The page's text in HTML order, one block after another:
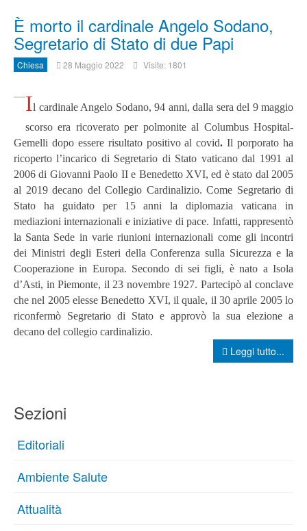
È morto il cardinale Angelo Sodano,
Segretario di Stato di due Papi
Chiesa 28 Maggio 2022 Visite: 1801
Il cardinale Angelo Sodano, 94 anni, dalla sera del 9 maggio
scorso era ricoverato per polmonite al Columbus Hospital-
Gemelli dopo essere risultato positivo al covid.Il porporato ha
ricoperto l’incarico di Segretario di Stato vaticano dal 1991 al
2006di Giovanni Paolo II e Benedetto XVI,ed è stato dal 2005
al 2019 decano del Collegio Cardinalizio. Come Segretario di
Stato ha guidato per 15 anni la diplomazia vaticana in
mediazioni internazionali e iniziative di pace. Infatti, rappresentò
la Santa Sede in varie riunioni internazionali come gli incontri
dei Ministri degli Esteri della Conferenza sulla Sicurezza e la
Cooperazione in Europa. Secondo di sei figli, è nato a Isola
d’Asti, in Piemonte, il 23 novembre 1927. Partecipò al conclave
che nel 2005 elesse Benedetto XVI, il quale, il 30 aprile 2005 lo
riconfermò Segretario di Stato e approvò la sua elezione a
decano del collegio cardinalizio.
Leggi tutto...
Sezioni
Editoriali
Ambiente Salute
Attualità